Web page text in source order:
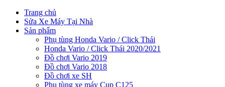
Trang chủ
Sửa Xe Máy Tại Nhà
Sản phẩm
Phụ tùng Honda Vario / Click Thái
Honda Vario / Click Thái 2020/2021
Đồ chơi Vario 2019
Đồ chơi Vario 2018
Đồ chơi xe SH
Phụ tùng xe máy Cup C125